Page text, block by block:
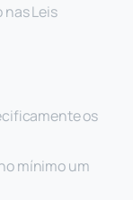
nas Leis
os
mínimo um